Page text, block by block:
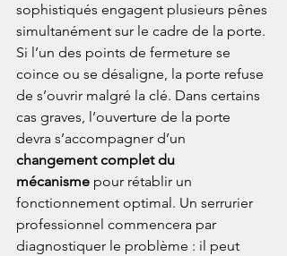
sophistiqués engagent plusieurs pênes
simultanément sur le cadre de la porte.
Si l’un des points de fermeture se
coince ou se désaligne, la porte refuse
de s’ouvrir malgré la clé. Dans certains
cas graves, l’ouverture de la porte
devra s’accompagner d’un
changement complet du
mécanisme pour rétablir un
fonctionnement optimal. Un serrurier
professionnel commencera par
diagnostiquer le problème : il peut